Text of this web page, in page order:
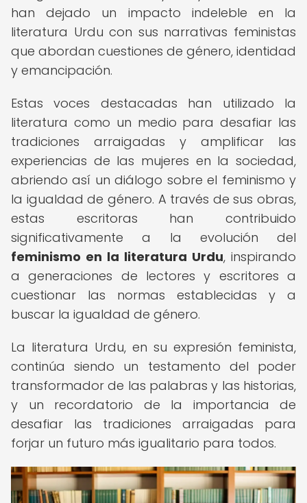
han dejado un impacto indeleble en la
literatura Urdu con sus narrativas feministas
que abordan cuestiones de género, identidad
y emancipación.
Estas voces destacadas han utilizado la
literatura como un medio para desafiar las
tradiciones arraigadas y amplificar las
experiencias de las mujeres en la sociedad,
abriendo así un diálogo sobre el feminismo y
la igualdad de género. A través de sus obras,
estas escritoras han contribuido
significativamente a la evolución del
feminismo en la literatura Urdu, inspirando
a generaciones de lectores y escritores a
cuestionar las normas establecidas y a
buscar la igualdad de género.
La literatura Urdu, en su expresión feminista,
continúa siendo un testamento del poder
transformador de las palabras y las historias,
y un recordatorio de la importancia de
desafiar las tradiciones arraigadas para
forjar un futuro más igualitario para todos.